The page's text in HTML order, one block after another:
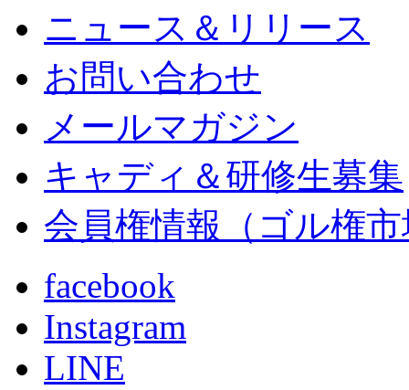
ニュース＆リリース
お問い合わせ
メールマガジン
キャディ＆研修生募集
会員権情報（ゴル権
facebook
Instagram
LINE